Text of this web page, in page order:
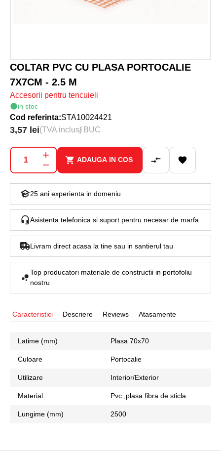
COLTAR PVC CU PLASA PORTOCALIE
7X7CM - 2.5 M
Accesorii pentru tencuieli
in stoc
Cod referinta:STA10024421
3,57 lei(TVA inclus)/ BUC
ADAUGA IN COS
25 ani experienta in domeniu
Asistenta telefonica si suport pentru necesar de marfa
Livram direct acasa la tine sau in santierul tau
Top producatori materiale de constructii in portofoliu
nostru
Caracteristici Descriere Reviews Atasamente
Latime (mm) Plasa 70x70
Culoare Portocalie
Utilizare Interior/Exterior
Material Pvc ,plasa fibra de sticla
Lungime (mm) 2500